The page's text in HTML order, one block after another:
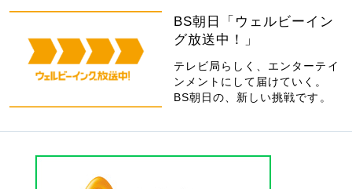
BS朝日「ウェルビーイン
グ放送中！」
テレビ局らしく、エンターテイ
ンメントにして届けていく。
BS朝日の、新しい挑戦です。